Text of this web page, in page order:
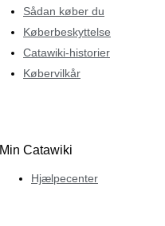
Sådan køber du
Køberbeskyttelse
Catawiki-historier
Købervilkår
Min Catawiki
Hjælpecenter